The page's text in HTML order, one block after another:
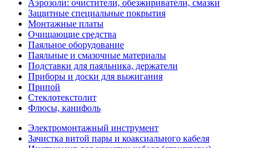
Аэрозоли: очистители, обезжириватели, смазки
Защитные специальные покрытия
Монтажные платы
Очищающие средства
Паяльное оборудование
Паяльные и смазочные материалы
Подставки для паяльника, держатели
Приборы и доски для выжигания
Припой
Стеклотекстолит
Флюсы, канифоль
Электромонтажный инструмент
Зачистка витой пары и коаксиального кабеля